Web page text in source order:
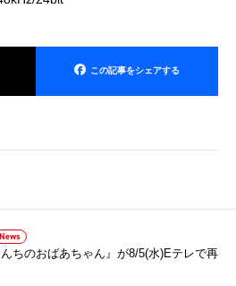
この記事をシェアする
News
んちのおばあちゃん』が8/5(水)Eテレで再